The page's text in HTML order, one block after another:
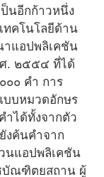
นอีกก้าวหนึ่ง
ทคโนโลยีด้าน
แอปพลิเคชัน
. ๒๕๕๔ ที่ได้
๐๐ คำ การ
บบหมวดอักษร
ำได้ทั้งจากตัว
งค้นคำจาก
นแอปพลิเคชัน
บัณฑิตยสถาน ผู้